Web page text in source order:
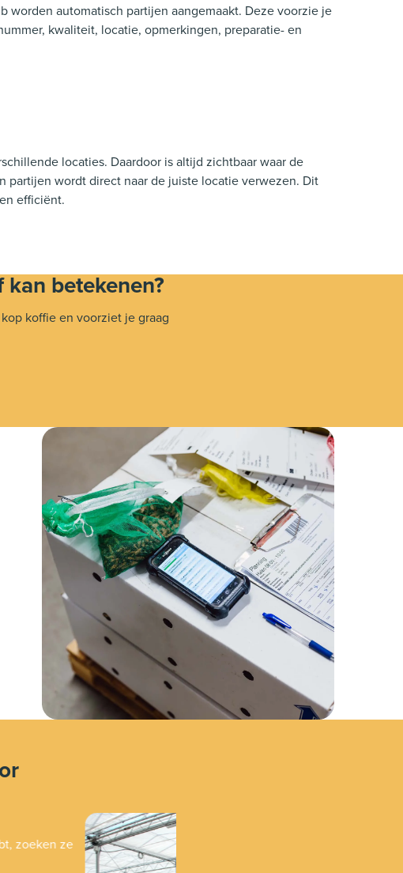
worden automatisch partijen aangemaakt. Deze voorzie je
kwaliteit, locatie, opmerkingen, preparatie- en
locaties. Daardoor is altijd zichtbaar waar de
wordt direct naar de juiste locatie verwezen. Dit
efficiënt.
betekenen?
koffie en voorziet je graag